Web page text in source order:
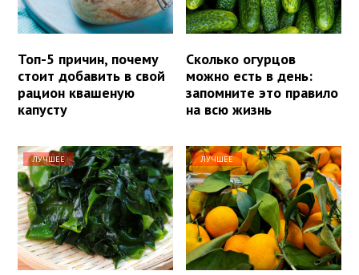
Топ-5 причин, почему
стоит добавить в свой
рацион квашеную
капусту
Сколько огурцов
можно есть в день:
запомните это правило
на всю жизнь
ЛУЧШЕЕ ЛУЧШЕЕ